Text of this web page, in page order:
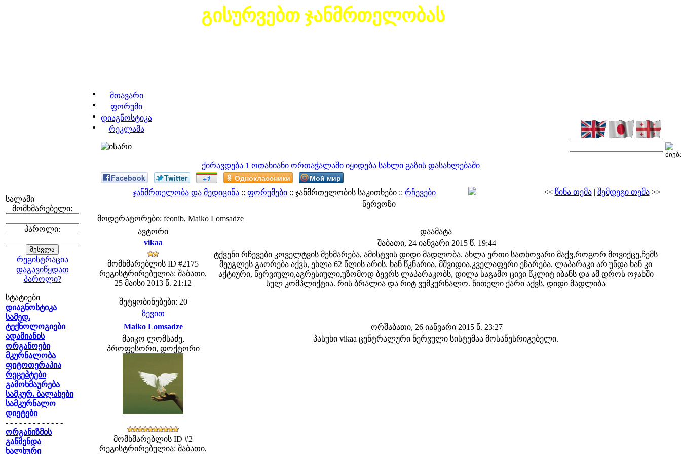
გისურვებთ ჯანმრთელობას
მთავარი
ფორუმი
დიაგნოსტიკა
რეკლამა
ქირავდება 1 ოთახიანი ორთაჭალაში იყიდება სახლი გაზის დასახლებაში
სალამი
მომხმარებელი:
პაროლი:
რეგისტრაცია
დაგავიწყდათ
პაროლი?
სტატიები
დიაგნოსტიკა
სამედ.
ტექნოლოგიები
ადამიანის
ორგანოები
მკურნალობა
ფიტოთერაპია
რეცეპტები
გამოხმაურება
სამკურ. ბალახები
სამკურნალო
დიეტები
- - - - - - - - - - - - -
ორგანიზმის
გაწმენდა
ხალხური
Facebook Twitter +1 Одноклассники Мой мир
ჯანმრთელობა და მედიცინა :: ფორუმები :: ჯანმრთელობის საკითხები :: რჩევები << წინა თემა| შემდეგი თემა>>
ნერვოზი
მოდერატორები: feonib, Maiko Lomsadze
ავტორი
დაამატა
vikaa
შაბათი, 24 იანვარი 2015 წ. 19:44
მომხმარებლის ID #2175
რეგისტრირებულია: შაბათი,
25 მაისი 2013 წ. 21:12
შეტყობინებები: 20
ტქვენი რჩევები კოველტვის მეხმარება, ამისტვის დიდი მადლობა. ახლა ერთი სათხოვარი მაქვ,როგორ მოვიქცე,ჩემს
მეუგლეს გაორება აქვს, ეხლა 62 წლის არის. ხან წკნარია, მშვიდია,კველაფერი ეზარება, ლაპარაკი არ უნდა ხან კი
აქტიური, ნერვიული,აგრესიული,უზომოდ ბევრს ლაპარაკობს, დილა საგამო ცივი წკლიტ იბანს და ამ დროს ოჯახში
სულ კომპლიქტია. რის ბრალია და რიტ ვუმკურნალო. წითელი ქარი აქვს, დიდი მადლიბა
ზევით
Maiko Lomsadze
ორშაბათი, 26 იანვარი 2015 წ. 23:27
მაიკო ლომსაძე,
პროფესორი, დოქტორი
მომხმარებლის ID #2
რეგისტრირებულია: შაბათი,
პასუხი vikaa ცენტრალური ნერვული სისტემაა მოსაწესრიგებელი.